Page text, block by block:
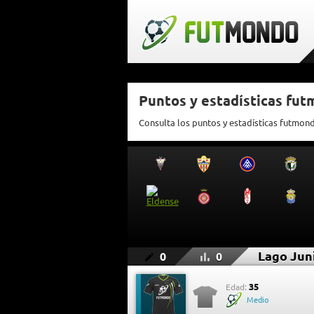
Puntos y estadísticas
Consulta los puntos y estadísticas
0 0 Lago
Edad: 35
Medio